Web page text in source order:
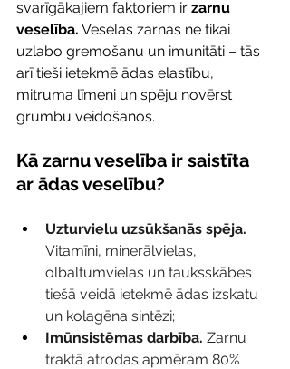
svarīgākajiem faktoriem ir zarnu
veselība. Veselas zarnas ne tikai
uzlabo gremošanu un imunitāti – tās
arī tieši ietekmē ādas elastību,
mitruma līmeni un spēju novērst
grumbu veidošanos.
Kā zarnu veselība ir saistīta
ar ādas veselību?
Uzturvielu uzsūkšanās spēja.
Vitamīni, minerālvielas,
olbaltumvielas un tauksskābes
tiešā veidā ietekmē ādas izskatu
un kolagēna sintēzi;
Imūnsistēmas darbība. Zarnu
traktā atrodas apmēram 80%